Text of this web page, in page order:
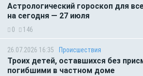
Астрологический гороскоп для
на сегодня — 27 июля
0 146
26.07.2026 16:35 Происшествия
Троих детей, оставшихся без
погибшими в частном доме